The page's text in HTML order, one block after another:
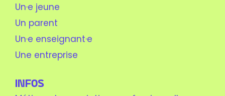
Un·e jeune
Un parent
Un·e enseignant·e
Une entreprise
Infos